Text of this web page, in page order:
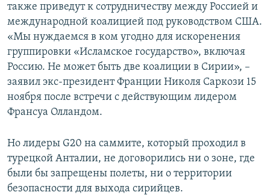
также приведут к сотрудничеству между Россией и
международной коалицией под руководством США.
«Мы нуждаемся в ком угодно для искоренения
группировки «Исламское государство», включая
Россию. Не может быть две коалиции в Сирии», –
заявил экс-президент Франции Николя Саркози 15
ноября после встречи с действующим лидером
Франсуа Олландом.
Но лидеры G20 на саммите, который проходил в
турецкой Анталии, не договорились ни о зоне, где
были бы запрещены полеты, ни о территории
безопасности для выхода сирийцев.